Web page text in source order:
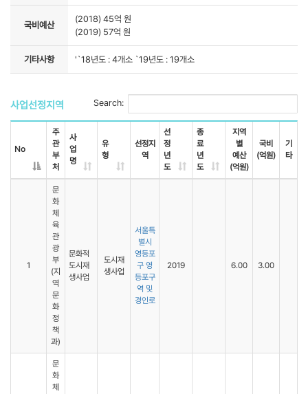
국비예산
(2018) 45억 원
(2019) 57억 원
기타사항 '`18년도 : 4개소 `19년도 : 19개소
사업선정지역 Search:
No
주
관
부
처
사
업
명
유
형
선정지
역
선
정
년
도
종
료
년
도
지역
별
예산
(억원)
국비
(억원)
기
타
1
문
화
체
육
관
광
부
(지
역
문
화
정
책
과)
문화적
도시재
생사업
도시재
생사업
서울특
별시
영등포
구 영
등포구
역 및
경인로
2019 6.00 3.00
문
화
체